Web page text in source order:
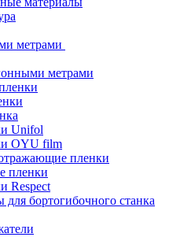
метрами
метрами
Unifol
OYU film
пленки
пленки
Respect
бортогибочного станка